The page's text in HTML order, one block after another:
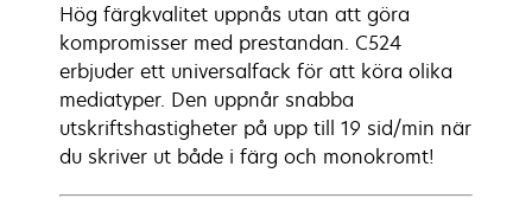
Hög färgkvalitet uppnås utan att göra
kompromisser med prestandan. C524
erbjuder ett universalfack för att köra olika
mediatyper. Den uppnår snabba
utskriftshastigheter på upp till 19 sid/min när
du skriver ut både i färg och monokromt!